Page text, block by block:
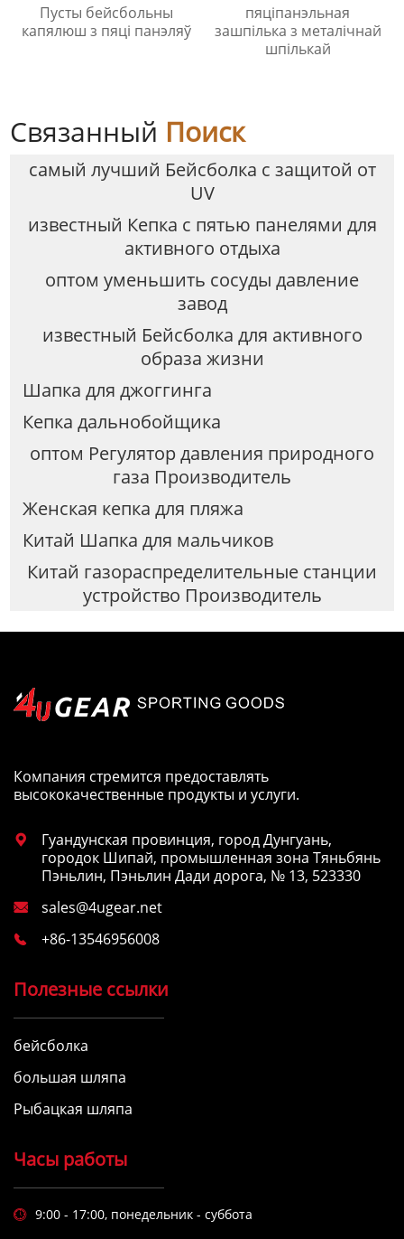
Пусты бейсбольны
капялюш з пяці панэляў
пяціпанэльная
зашпілька з металічнай
шпількай
Связанный Поиск
самый лучший Бейсболка с защитой от
UV
известный Кепка с пятью панелями для
активного отдыха
оптом уменьшить сосуды давление
завод
известный Бейсболка для активного
образа жизни
Шапка для джоггинга
Кепка дальнобойщика
оптом Регулятор давления природного
газа Производитель
Женская кепка для пляжа
Китай Шапка для мальчиков
Китай газораспределительные станции
устройство Производитель
Компания стремится предоставлять
высококачественные продукты и услуги.

Гуандунская провинция, город Дунгуань,
городок Шипай, промышленная зона Тяньбянь
Пэньлин, Пэньлин Дади дорога, № 13, 523330
 sales@4ugear.net
 +86-13546956008
Полезные ссылки
бейсболка
большая шляпа
Рыбацкая шляпа
Часы работы
 9:00 - 17:00, понедельник - суббота